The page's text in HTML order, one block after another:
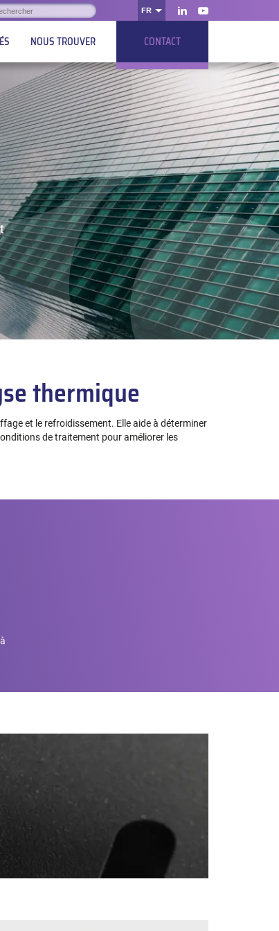
: FR
LinkedInYoutube
NOUS TROUVER CONTACT
thermique
et le refroidissement. Elle aide à déterminer
de traitement pour améliorer les